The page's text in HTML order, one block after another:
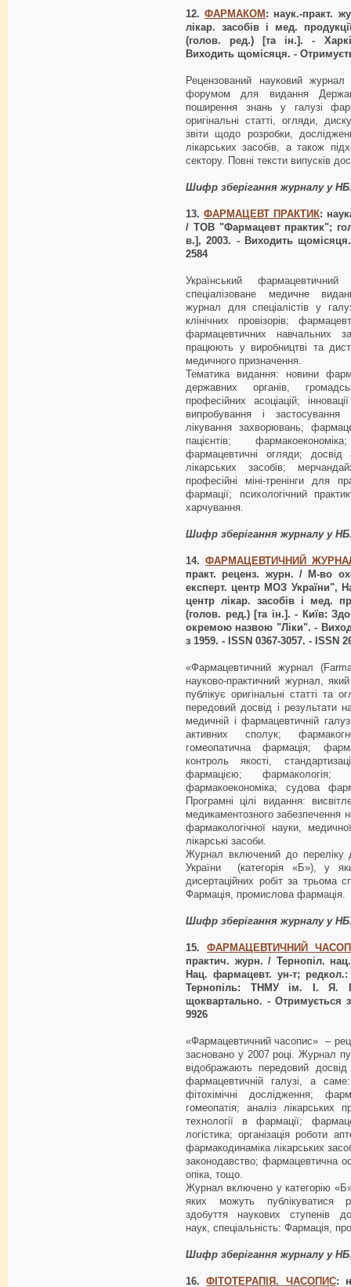
12.ФАРМАКОМ : наук.-практ.
лікар. засобів і мед.
(голов. ред.) [та ін.]. -
Виходить щомісяця. -
Рецензований науковий
форумом для видання
поширення знань у галузі
оригінальні статті, огляди,
звіти щодо розробки,
лікарських засобів, а також
сектору. Повні тексти випусків
Шифр зберігання журналу у
13. ФАРМАЦЕВТ ПРАКТИК:
/ ТОВ "Фармацевт практик";
в.], 2003. - Виходить
2584
Український
спеціалізоване медичне
журнал для спеціалістів у
клінічних провізорів;
фармацевтичних навчальних
працюють у виробництві та
медичного призначення.
Тематика видання: новини
державних органів,
професійних асоціацій;
випробування і застосування
лікування захворювань;
пацієнтів;
фармацевтичні огляди; досвід
лікарських засобів;
професійні міні-тренінги для
фармації; психологічний
харчування.
Шифр зберігання журналу у
14. ФАРМАЦЕВТИЧНИЙ
практ. реценз. журн. / М-во
експерт. центр МОЗ України",
центр лікар. засобів і мед.
(голов. ред.) [та ін.]. - Київ:
окремою назвою "Ліки". -
з 1959. - ISSN 0367-3057. - ISSN
«Фармацевтичний журнал
науково-практичний журнал,
публікує оригінальні статті та
передовий досвід і результати
медичній і фармацевтичній
активних сполук;
гомеопатична фармація;
контроль якості,
фармацією; фармакологія;
фармакоекономіка; судова
Програмні цілі видання:
медикаментозного забезпечення
фармакологічної науки,
лікарські засоби.
Журнал включений до переліку
України (категорія «Б»), у
дисертаційних робіт за трьома
Фармація, промислова фармація.
Шифр зберігання журналу у
15. ФАРМАЦЕВТИЧНИЙ
практич. журн. / Тернопіл.
Нац. фармацевт. ун-т;
Тернопіль: ТНМУ ім. І. Я.
щоквартально. - Отримується
9926
«Фармацевтичний часопис» –
засновано у 2007 році. Журнал
відображають передовий
фармацевтичній галузі, а
фітохімічні дослідження;
гомеопатія; аналіз лікарських
технології в фармації;
логістика; організація роботи
фармакодинаміка лікарських
законодавство; фармацевтична
опіка, тощо.
Журнал включено у категорію
яких можуть публікуватися
здобуття наукових ступенів
наук, спеціальність: Фармація,
Шифр зберігання журналу у
16.ФІТОТЕРАПІЯ. ЧАСОПИС: